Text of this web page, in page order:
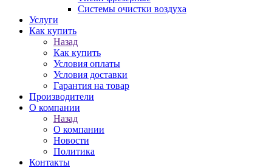
Системы очистки воздуха
Услуги
Как купить
Назад
Как купить
Условия оплаты
Условия доставки
Гарантия на товар
Производители
О компании
Назад
О компании
Новости
Политика
Контакты